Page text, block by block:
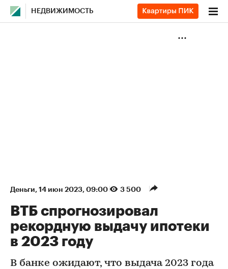
НЕДВИЖИМОСТЬ
Деньги⁠, 14 июн 2023, 09:00 3 500
ВТБ спрогнозировал
рекордную выдачу ипотеки
в 2023 году
В банке ожидают, что выдача 2023 года